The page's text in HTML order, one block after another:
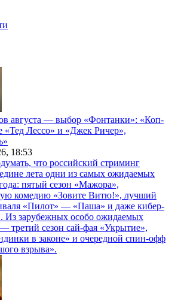
августа — выбор «Фонтанки»: «Коп-
«Тед Лессо» и «Джек Ричер»,
18:53
что российский стриминг
лета одни из самых ожидаемых
пятый сезон «Мажора»,
комедию «Зовите Витю!», лучший
«Пилот» — «Паша» и даже кибер-
Из зарубежных особо ожидаемых
третий сезон сай-фая «Укрытие»,
в законе» и очередной спин-офф
взрыва».